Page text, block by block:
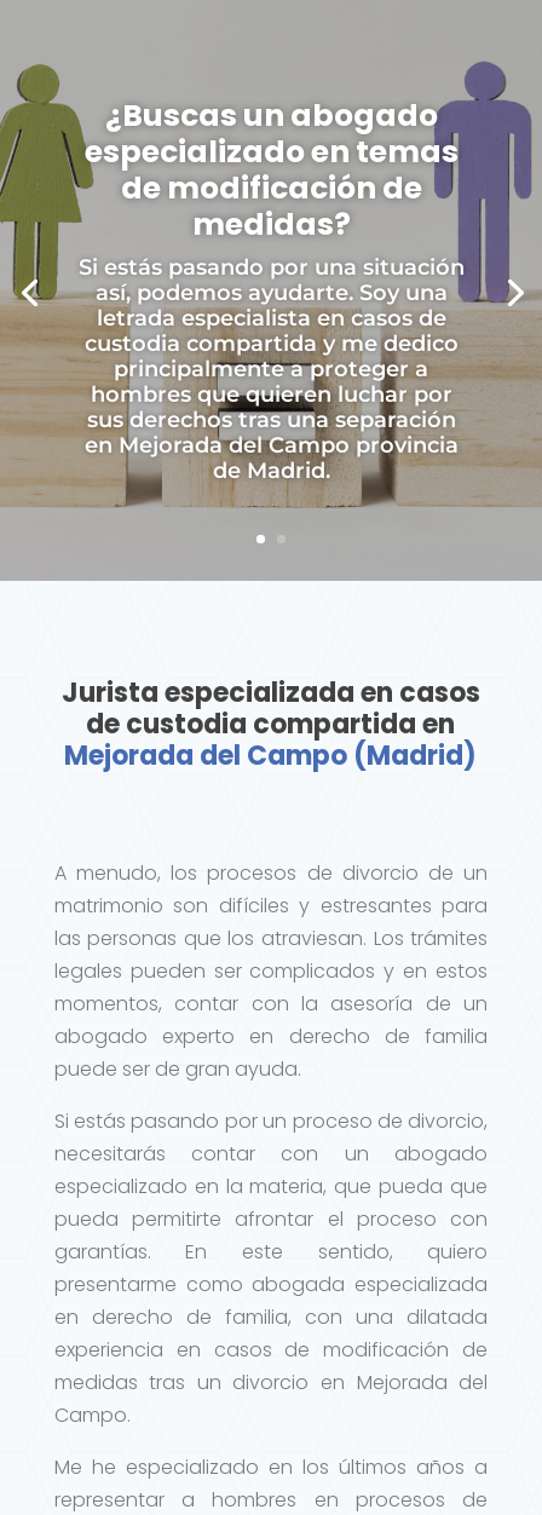
¿Buscas un abogado
especializado en temas
de modificación de
medidas?
Si estás pasando por una situación
así, podemos ayudarte. Soy una
letrada especialista en casos de
custodia compartida y me dedico
principalmente a proteger a
hombres que quieren luchar por
sus derechos tras una separación
en Mejorada del Campo provincia
de Madrid.
Jurista especializada en casos
de custodia compartida en
Mejorada del Campo (Madrid)
A menudo, los procesos de divorcio de un
matrimonio son difíciles y estresantes para
las personas que los atraviesan. Los trámites
legales pueden ser complicados y en estos
momentos, contar con la asesoría de un
abogado experto en derecho de familia
puede ser de gran ayuda.
Si estás pasando por un proceso de divorcio,
necesitarás contar con un abogado
especializado en la materia, que pueda que
pueda permitirte afrontar el proceso con
garantías. En este sentido, quiero
presentarme como abogada especializada
en derecho de familia, con una dilatada
experiencia en casos de modificación de
medidas tras un divorcio en Mejorada del
Campo.
Me he especializado en los últimos años a
representar a hombres en procesos de